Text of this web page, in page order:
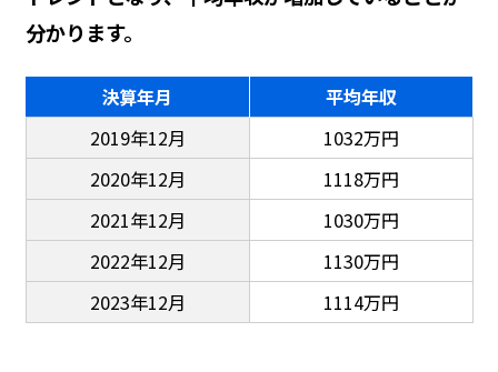
分かります。
決算年月
平均年収
2019年12月
1032万円
2020年12月
1118万円
2021年12月
1030万円
2022年12月
1130万円
2023年12月
1114万円